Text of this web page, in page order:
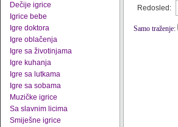
Dečije igrice
Igrice bebe
Igre doktora
Igre oblačenja
Igre sa životinjama
Igre kuhanja
Igre sa lutkama
Igre sa sobama
Muzičke igrice
Sa slavnim licima
Smiješne igrice
Redosled:
Samo traženje: